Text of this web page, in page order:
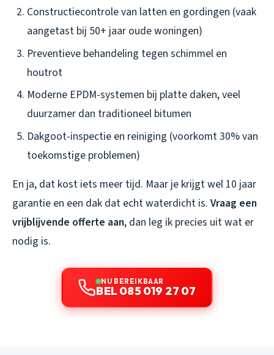
Constructiecontrole van latten en gordingen (vaak
aangetast bij 50+ jaar oude woningen)
Preventieve behandeling tegen schimmel en
houtrot
Moderne EPDM-systemen bij platte daken, veel
duurzamer dan traditioneel bitumen
Dakgoot-inspectie en reiniging (voorkomt 30% van
toekomstige problemen)
En ja, dat kost iets meer tijd. Maar je krijgt wel 10 jaar
garantie en een dak dat echt waterdicht is. Vraag een
vrijblijvende offerte aan, dan leg ik precies uit wat er
nodig is.
NU BEREIKBAAR
BEL 085 019 27 07